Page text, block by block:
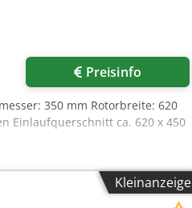
Preisinfo
350 mm Rotorbreite: 620
Einlaufquerschnitt ca. 620 x 450
Kleinanzeige